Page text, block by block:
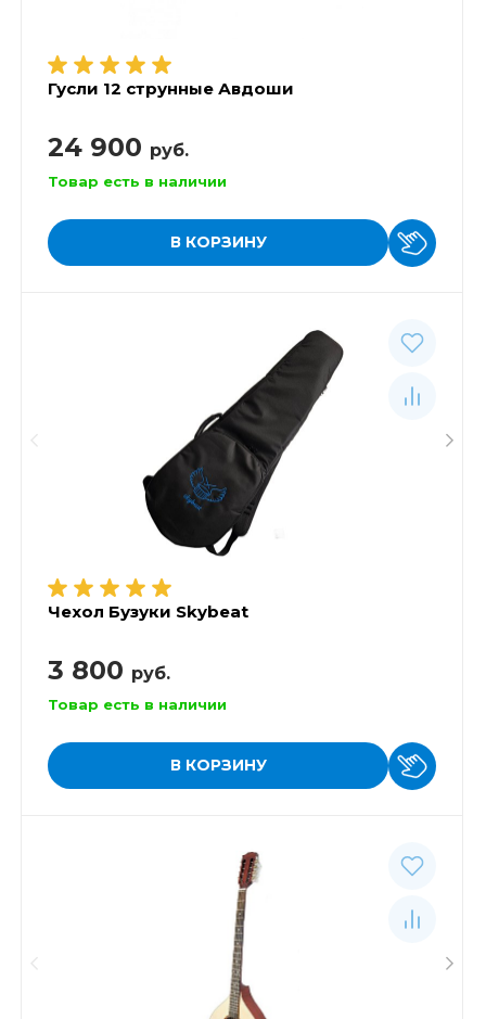
Гусли 12 струнные Авдоши
24 900 руб.
Товар есть в наличии
В КОРЗИНУ
Чехол Бузуки Skybeat
3 800 руб.
Товар есть в наличии
В КОРЗИНУ